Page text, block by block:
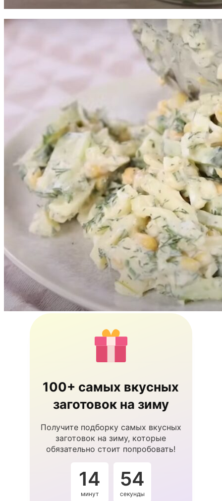
100+ самых вкусных
заготовок на зиму
Получите подборку самых вкусных
заготовок на зиму, которые
обязательно стоит попробовать!
14
минут
53
секунды